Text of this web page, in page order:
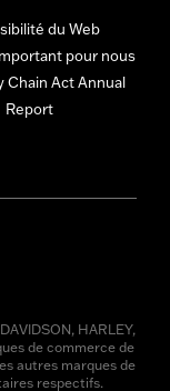
du Web
pour nous
Chain Act Annual
Report
HARLEY,
de commerce de
autres marques de
respectifs.